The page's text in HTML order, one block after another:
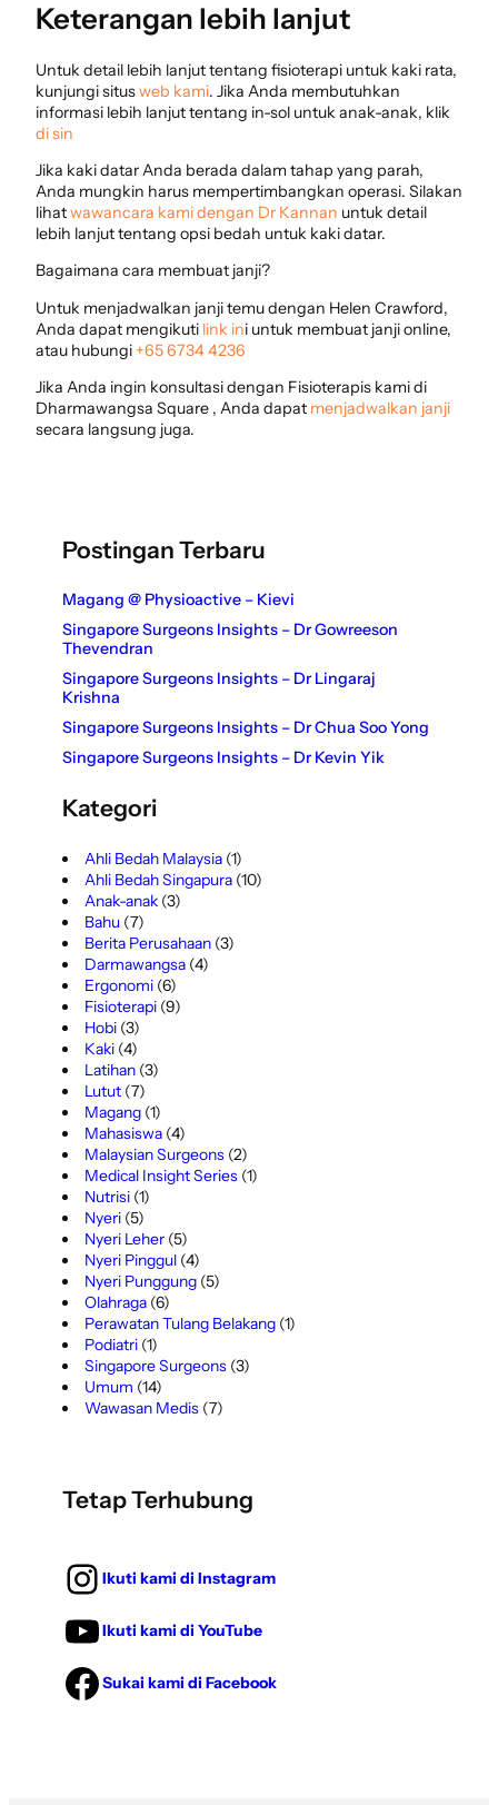
Keterangan lebih lanjut
Untuk detail lebih lanjut tentang fisioterapi untuk kaki rata,
kunjungi situsweb kami. Jika Anda membutuhkan
informasi lebih lanjut tentang in-sol untuk anak-anak, klik
di sin
Jika kaki datar Anda berada dalam tahap yang parah,
Anda mungkin harus mempertimbangkan operasi. Silakan
lihatwawancara kami dengan Dr Kannan untuk detail
lebih lanjut tentang opsi bedah untuk kaki datar.
Bagaimana cara membuat janji?
Untuk menjadwalkan janji temu dengan Helen Crawford,
Anda dapat mengikuti link ini untuk membuat janji online,
atau hubungi +65 6734 4236
Jika Anda ingin konsultasi dengan Fisioterapis kami di
Dharmawangsa Square , Anda dapat menjadwalkan janji
secara langsung juga.
Postingan Terbaru
Magang @ Physioactive – Kievi
Singapore Surgeons Insights – Dr Gowreeson
Thevendran
Singapore Surgeons Insights – Dr Lingaraj
Krishna
Singapore Surgeons Insights – Dr Chua Soo Yong
Singapore Surgeons Insights – Dr Kevin Yik
Kategori
Ahli Bedah Malaysia (1)
Ahli Bedah Singapura (10)
Anak-anak (3)
Bahu (7)
Berita Perusahaan (3)
Darmawangsa (4)
Ergonomi (6)
Fisioterapi (9)
Hobi (3)
Kaki (4)
Latihan (3)
Lutut (7)
Magang (1)
Mahasiswa (4)
Malaysian Surgeons (2)
Medical Insight Series (1)
Nutrisi (1)
Nyeri (5)
Nyeri Leher (5)
Nyeri Pinggul (4)
Nyeri Punggung (5)
Olahraga (6)
Perawatan Tulang Belakang (1)
Podiatri (1)
Singapore Surgeons (3)
Umum (14)
Wawasan Medis (7)
Tetap Terhubung
Ikuti kami di Instagram
Ikuti kami di YouTube
Sukai kami di Facebook